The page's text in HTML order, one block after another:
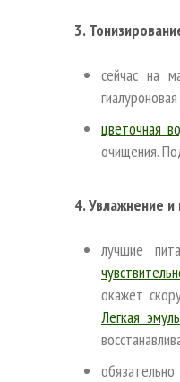
3.
сейчас на
цветочная
очищения.
4. Увлажнение и
лучшие
окажет
Легкая